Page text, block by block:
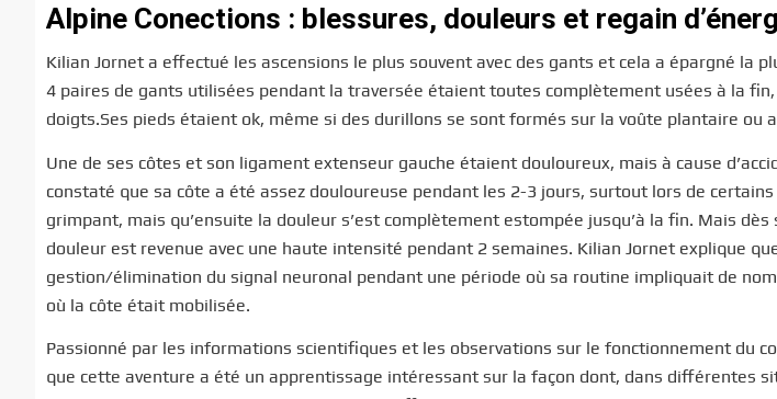
Alpine Conections : blessures, douleurs et regain
Kilian Jornet a effectué les ascensions le plus souvent avec des gants et cela a épargné la
4 paires de gants utilisées pendant la traversée étaient toutes complètement usées à la
doigts.Ses pieds étaient ok, même si des durillons se sont formés sur la voûte plantaire ou
Une de ses côtes et son ligament extenseur gauche étaient douloureux, mais à cause
constaté que sa côte a été assez douloureuse pendant les 2-3 jours, surtout lors de
grimpant, mais qu’ensuite la douleur s’est complètement estompée jusqu’à la fin. Mais
douleur est revenue avec une haute intensité pendant 2 semaines. Kilian Jornet explique
gestion/élimination du signal neuronal pendant une période où sa routine impliquait de
où la côte était mobilisée.
Passionné par les informations scientifiques et les observations sur le fonctionnement du
que cette aventure a été un apprentissage intéressant sur la façon dont, dans différentes